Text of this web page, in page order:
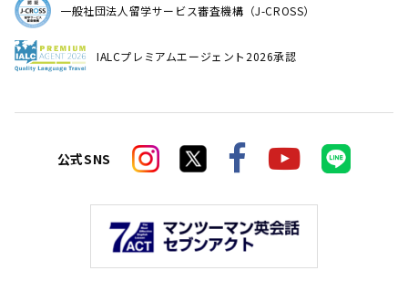
一般社団法人留学サービス審査機構（J-CROSS）
IALCプレミアムエージェント2026承認
公式SNS